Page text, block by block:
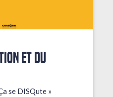
et du
se DISQute »